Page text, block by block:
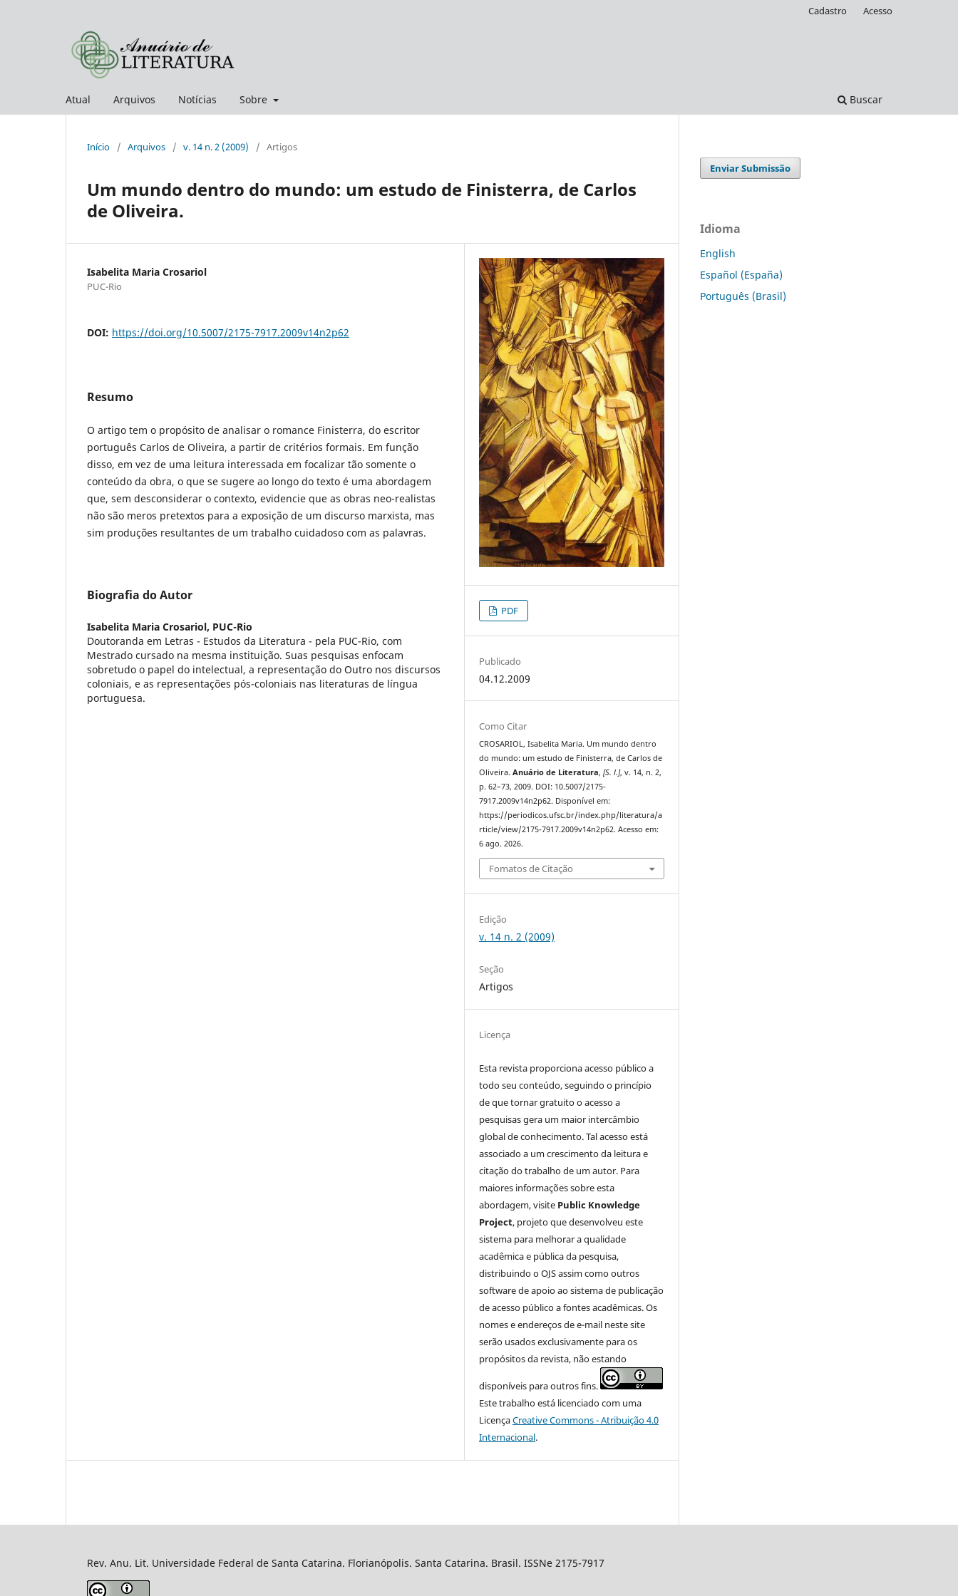
Atual Arquivos Notícias Sobre Buscar
Cadastro Acesso
Início / Arquivos / v. 14 n. 2 (2009) / Artigos
Um mundo dentro do mundo: um estudo de Finisterra, de Carlos
de Oliveira.
Isabelita Maria Crosariol
PUC-Rio
DOI: https://doi.org/10.5007/2175-7917.2009v14n2p62
Resumo
O artigo tem o propósito de analisar o romance Finisterra, do escritor
português Carlos de Oliveira, a partir de critérios formais. Em função
disso, em vez de uma leitura interessada em focalizar tão somente o
conteúdo da obra, o que se sugere ao longo do texto é uma abordagem
que, sem desconsiderar o contexto, evidencie que as obras neo-realistas
não são meros pretextos para a exposição de um discurso marxista, mas
sim produções resultantes de um trabalho cuidadoso com as palavras.
Biografia do Autor
Isabelita Maria Crosariol, PUC-Rio
Doutoranda em Letras - Estudos da Literatura - pela PUC-Rio, com
Mestrado cursado na mesma instituição. Suas pesquisas enfocam
sobretudo o papel do intelectual, a representação do Outro nos discursos
coloniais, e as representações pós-coloniais nas literaturas de língua
portuguesa.
PDF
Publicado
04.12.2009
Como Citar
CROSARIOL, Isabelita Maria. Um mundo dentro
do mundo: um estudo de Finisterra, de Carlos de
Oliveira.Anuário de Literatura,[S. l.], v. 14, n. 2,
p. 62–73, 2009. DOI: 10.5007/2175-
7917.2009v14n2p62. Disponível em:
https://periodicos.ufsc.br/index.php/literatura/a
rticle/view/2175-7917.2009v14n2p62. Acesso em:
6 ago. 2026.
Fomatos de Citação
Edição
v. 14 n. 2 (2009)
Seção
Artigos
Licença
Esta revista proporciona acesso público a
todo seu conteúdo, seguindo o princípio
de que tornar gratuito o acesso a
pesquisas gera um maior intercâmbio
global de conhecimento. Tal acesso está
associado a um crescimento da leitura e
citação do trabalho de um autor. Para
maiores informações sobre esta
abordagem, visite Public Knowledge
Project, projeto que desenvolveu este
sistema para melhorar a qualidade
acadêmica e pública da pesquisa,
distribuindo o OJS assim como outros
software de apoio ao sistema de publicação
de acesso público a fontes acadêmicas. Os
nomes e endereços de e-mail neste site
serão usados exclusivamente para os
propósitos da revista, não estando
disponíveis para outros fins.
Este trabalho está licenciado com uma
LicençaCreative Commons - Atribuição 4.0
Internacional.
Enviar Submissão
Idioma
English
Español (España)
Português (Brasil)
Rev. Anu. Lit. Universidade Federal de Santa Catarina. Florianópolis. Santa Catarina. Brasil. ISSNe 2175-7917